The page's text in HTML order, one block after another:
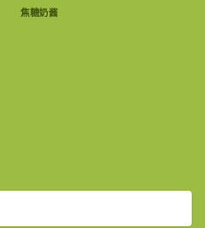
焦糖奶酱